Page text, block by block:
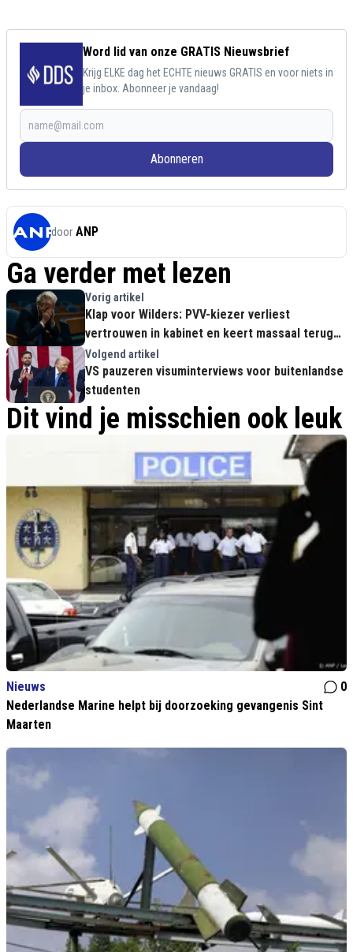
Word lid van onze GRATIS Nieuwsbrief
Krijg ELKE dag het ECHTE nieuws GRATIS en voor niets in
je inbox. Abonneer je vandaag!
Abonneren
door ANP
Ga verder met lezen
Vorig artikel
Klap voor Wilders: PVV-kiezer verliest
vertrouwen in kabinet en keert massaal terug
naar VVD
Volgend artikel
VS pauzeren visuminterviews voor buitenlandse
studenten
Dit vind je misschien ook leuk
Nieuws
0
Nederlandse Marine helpt bij doorzoeking gevangenis Sint
Maarten